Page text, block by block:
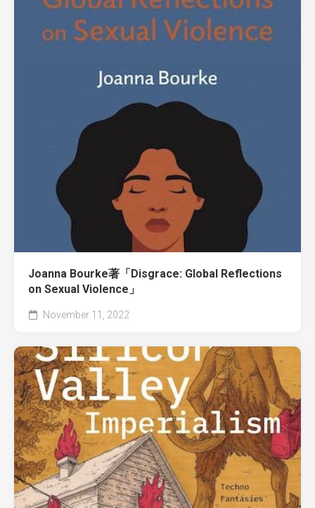
Joanna Bourke著「Disgrace: Global Reflections
on Sexual Violence」
November 11, 2022